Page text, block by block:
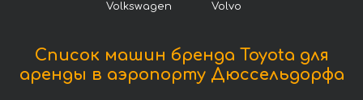
Volkswagen Volvo
Список машин бренда Toyota для
аренды в аэропорту Дюссельдорфа